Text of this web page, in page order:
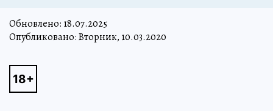
Обновлено: 18.07.2025
Опубликовано: Вторник, 10.03.2020